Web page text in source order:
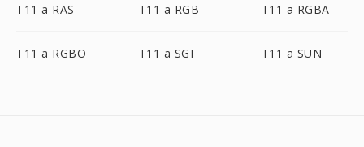
T11 a RAS T11 a RGB T11 a RGBA
T11 a RGBO T11 a SGI T11 a SUN